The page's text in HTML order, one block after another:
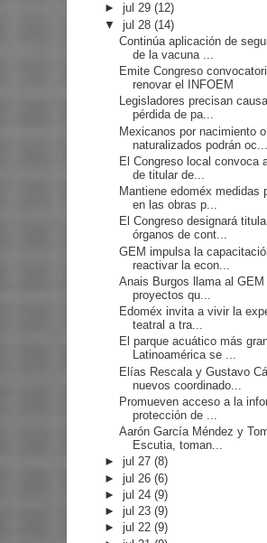
►jul 29(12)
▼jul 28(14)
Continúa aplicación de
de la vacuna ...
Emite Congreso
renovar el INFOEM
Legisladores precisan
pérdida de pa...
Mexicanos por nacimiento o
naturalizados podrán oc...
El Congreso local convoca
de titular de...
Mantiene edoméx medidas
en las obras p...
El Congreso designará
órganos de cont...
GEM impulsa la
reactivar la econ...
Anais Burgos llama al GEM
proyectos qu...
Edoméx invita a vivir la
teatral a tra...
El parque acuático más
Latinoamérica se ...
Elías Rescala y Gustavo
nuevos coordinado...
Promueven acceso a la
protección de ...
Aarón García Méndez y
Escutia, toman...
►jul 27(8)
►jul 26(6)
►jul 24(9)
►jul 23(9)
►jul 22(9)